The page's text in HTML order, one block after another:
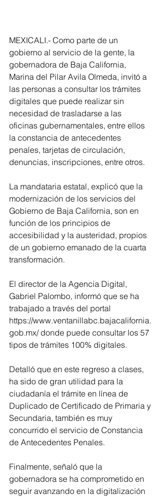
MEXICALI.- Como parte de un
gobierno al servicio de la gente, la
gobernadora de Baja California,
Marina del Pilar Avila Olmeda, invitó a
las personas a consultar los trámites
digitales que puede realizar sin
necesidad de trasladarse a las
oficinas gubernamentales, entre ellos
la constancia de antecedentes
penales, tarjetas de circulación,
denuncias, inscripciones, entre otros.
La mandataria estatal, explicó que la
modernización de los servicios del
Gobierno de Baja California, son en
función de los principios de
accesibilidad y la austeridad, propios
de un gobierno emanado de la cuarta
transformación.
El director de la Agencia Digital,
Gabriel Palombo, informó que se ha
trabajado a través del portal
https://www.ventanillabc.bajacalifornia.
gob.mx/ donde puede consultar los 57
tipos de trámites 100% digitales.
Detalló que en este regreso a clases,
ha sido de gran utilidad para la
ciudadanía el trámite en línea de
Duplicado de Certificado de Primaria y
Secundaria, también es muy
concurrido el servicio de Constancia
de Antecedentes Penales.
Finalmente, señaló que la
gobernadora se ha comprometido en
seguir avanzando en la digitalización